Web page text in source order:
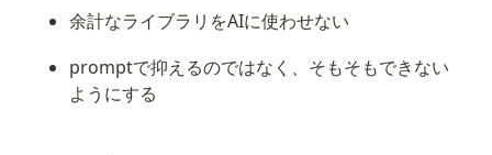
余計なライブラリをAIに使わせない
promptで抑えるのではなく、そもそもできない
ようにする